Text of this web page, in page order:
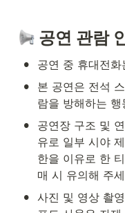
공연 관람
• 공연 중 휴대전
•
본 공연은 전석
람을 방해하는
•
공연장 구조 및
유로 일부 시야
한을 이유로 한
매 시 유의해 주
• 사진 및 영상 촬